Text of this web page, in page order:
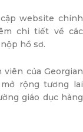
website chính
chi tiết về các
hồ sơ.
của Georgian
rộng tương lai
giáo dục hàng